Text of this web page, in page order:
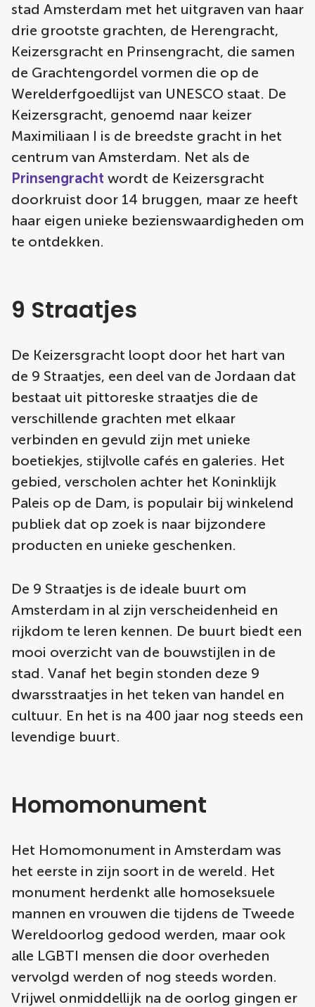
stad Amsterdam met het uitgraven van haar
drie grootste grachten, de Herengracht,
Keizersgracht en Prinsengracht, die samen
de Grachtengordel vormen die op de
Werelderfgoedlijst van UNESCO staat. De
Keizersgracht, genoemd naar keizer
Maximiliaan I is de breedste gracht in het
centrum van Amsterdam. Net als de
Prinsengracht wordt de Keizersgracht
doorkruist door 14 bruggen, maar ze heeft
haar eigen unieke bezienswaardigheden om
te ontdekken.
9 Straatjes
De Keizersgracht loopt door het hart van
de 9 Straatjes, een deel van de Jordaan dat
bestaat uit pittoreske straatjes die de
verschillende grachten met elkaar
verbinden en gevuld zijn met unieke
boetiekjes, stijlvolle cafés en galeries. Het
gebied, verscholen achter het Koninklijk
Paleis op de Dam, is populair bij winkelend
publiek dat op zoek is naar bijzondere
producten en unieke geschenken.
De 9 Straatjes is de ideale buurt om
Amsterdam in al zijn verscheidenheid en
rijkdom te leren kennen. De buurt biedt een
mooi overzicht van de bouwstijlen in de
stad. Vanaf het begin stonden deze 9
dwarsstraatjes in het teken van handel en
cultuur. En het is na 400 jaar nog steeds een
levendige buurt.
Homomonument
Het Homomonument in Amsterdam was
het eerste in zijn soort in de wereld. Het
monument herdenkt alle homoseksuele
mannen en vrouwen die tijdens de Tweede
Wereldoorlog gedood werden, maar ook
alle LGBTI mensen die door overheden
vervolgd werden of nog steeds worden.
Vrijwel onmiddellijk na de oorlog gingen er